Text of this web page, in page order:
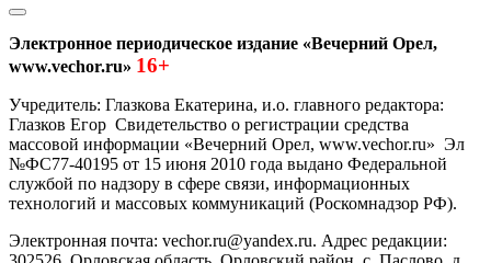
Электронное периодическое издание «Вечерний Орел,
www.vechor.ru» 16+
Учредитель: Глазкова Екатерина, и.о. главного редактора:
Глазков Егор Свидетельство о регистрации средства
массовой информации «Вечерний Орел, www.vechor.ru» Эл
№ФС77-40195 от 15 июня 2010 года выдано Федеральной
службой по надзору в сфере связи, информационных
технологий и массовых коммуникаций (Роскомнадзор РФ).
Электронная почта: vechor.ru@yandex.ru. Адрес редакции: